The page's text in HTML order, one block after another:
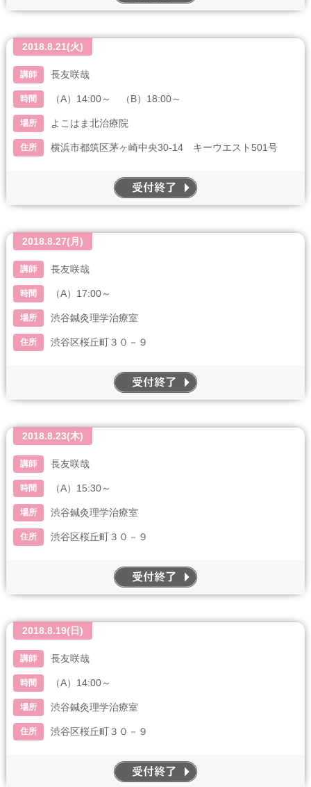
2018.8.21(火)
講師 長友咲哉
時間 （A）14:00～ （B）18:00～
場所 よこはま北治療院
住所 横浜市都筑区茅ヶ崎中央30-14 キーウエスト501号
2018.8.27(月)
講師 長友咲哉
時間 （A）17:00～
場所 渋谷鍼灸理学治療室
住所 渋谷区桜丘町３０－９
2018.8.23(木)
講師 長友咲哉
時間 （A）15:30～
場所 渋谷鍼灸理学治療室
住所 渋谷区桜丘町３０－９
2018.8.19(日)
講師 長友咲哉
時間 （A）14:00～
場所 渋谷鍼灸理学治療室
住所 渋谷区桜丘町３０－９